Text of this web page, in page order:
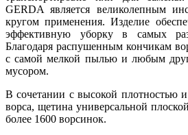
GERDA является великолепным
кругом применения. Изделие
эффективную уборку в самых
Благодаря распушенным кончикам
с самой мелкой пылью и любым
мусором.
В сочетании с высокой плотностью
ворса, щетина универсальной
более 1600 ворсинок.